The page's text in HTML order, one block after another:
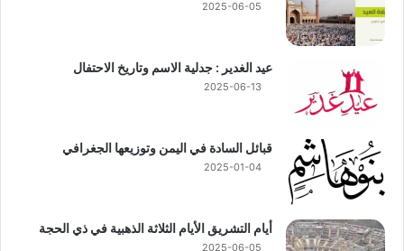
2025-06-05
عيد الغدير : جدلية الاسم وتاريخ الاحتفال
2025-06-13
قبائل السادة في اليمن وتوزيعها الجغرافي
2025-01-04
أيام التشريق الأيام الثلاثة الذهبية في ذي الحجة
2025-06-05